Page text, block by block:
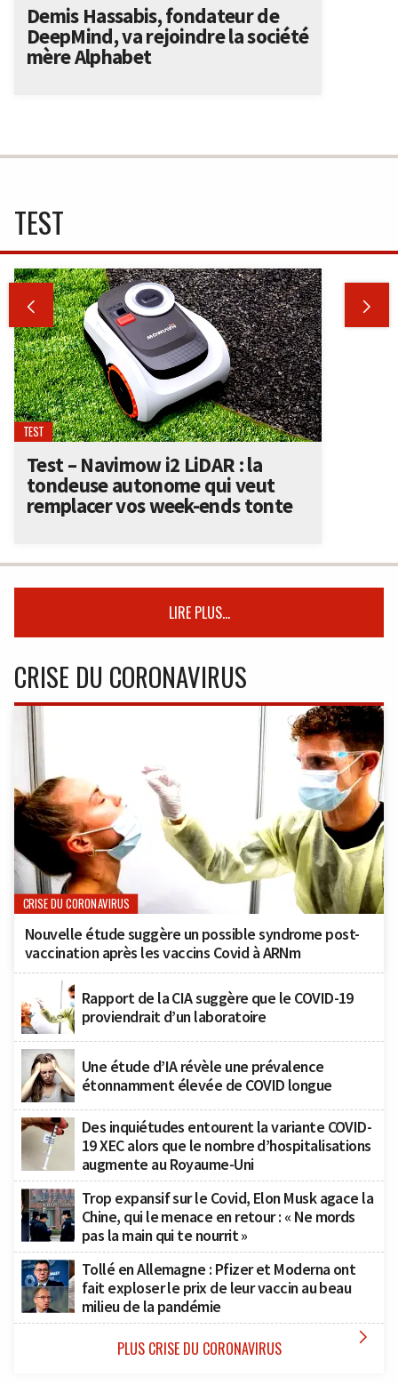
Demis Hassabis, fondateur de
DeepMind, va rejoindre la société
mère Alphabet
TEST
 
TEST
Test – Navimow i2 LiDAR : la
tondeuse autonome qui veut
remplacer vos week-ends tonte
LIRE PLUS...
CRISE DU CORONAVIRUS
CRISE DU CORONAVIRUS
Nouvelle étude suggère un possible syndrome post-
vaccination après les vaccins Covid à ARNm
Rapport de la CIA suggère que le COVID-19
proviendrait d’un laboratoire
Une étude d’IA révèle une prévalence
étonnamment élevée de COVID longue
Des inquiétudes entourent la variante COVID-
19 XEC alors que le nombre d’hospitalisations
augmente au Royaume-Uni
Trop expansif sur le Covid, Elon Musk agace la
Chine, qui le menace en retour : « Ne mords
pas la main qui te nourrit »
Tollé en Allemagne : Pfizer et Moderna ont
fait exploser le prix de leur vaccin au beau
milieu de la pandémie
PLUS CRISE DU CORONAVIRUS 